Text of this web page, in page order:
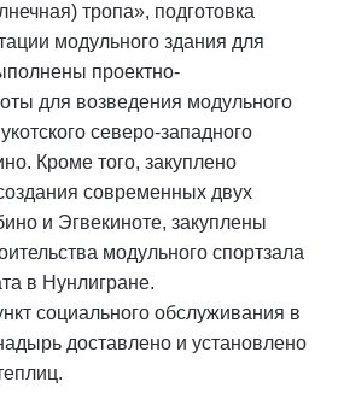
тропа», подготовка
модульного здания для
проектно-
для возведения модульного
северо-западного
Кроме того, закуплено
современных двух
и Эгвекиноте, закуплены
модульного спортзала
в Нунлигране.
социального обслуживания в
доставлено и установлено